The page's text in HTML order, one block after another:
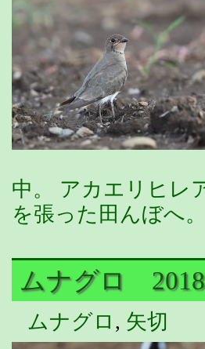
中。 アカエリヒ
を張った田んぼへ
ムナグロ
ムナグロ , 矢切